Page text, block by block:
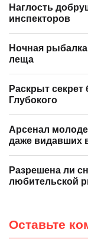
Наглость
инспекторов
Ночная
леща
Раскрыт
Глубокого
Арсенал
даже видавших
Разрешена ли
любительской
Оставьте